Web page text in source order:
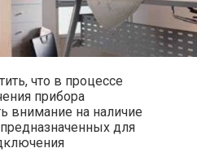
что в процессе
прибора
внимание на наличие
для